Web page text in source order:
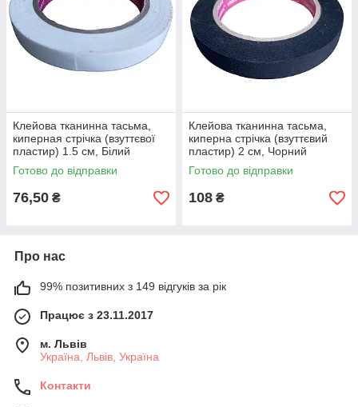
Клейова тканинна тасьма,
киперная стрічка (взуттєвої
пластир) 1.5 см, Білий
Готово до відправки
76,50 ₴
Клейова тканинна тасьма,
киперна стрічка (взуттєвий
пластир) 2 см, Чорний
Готово до відправки
108 ₴
Про нас
99% позитивних з 149 відгуків за рік
Працює з 23.11.2017
м. Львів
Україна, Львів, Україна
Контакти